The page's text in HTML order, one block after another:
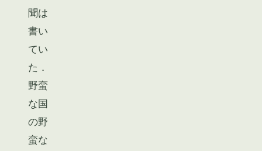
聞は
書い
てい
た．
野蛮
な国
の野
蛮な